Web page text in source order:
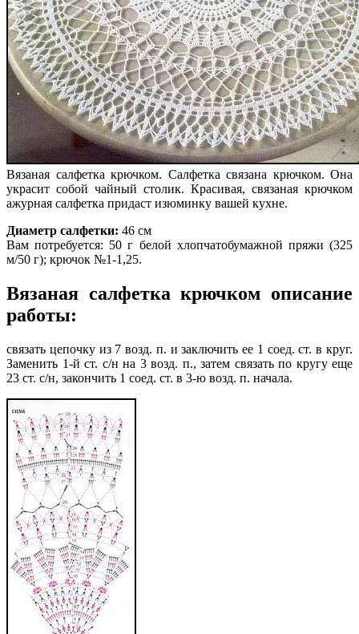
Вязаная салфетка крючком. Салфетка связана крючком. Она
украсит собой чайный столик. Красивая, связаная крючком
ажурная салфетка придаст изюминку вашей кухне.
Диаметр салфетки: 46 см
Вам потребуется: 50 г белой хлопчатобумажной пряжи (325
м/50 г); крючок №1-1,25.
Вязаная салфетка крючком описание
работы:
связать цепочку из 7 возд. п. и заключить ее 1 соед. ст. в круг.
Заменить 1-й ст. с/н на 3 возд. п., затем связать по кругу еще
23 ст. с/н, закончить 1 соед. ст. в 3-ю возд. п. начала.